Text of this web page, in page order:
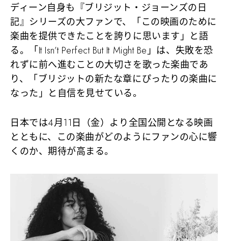
ディーン自身も『ブリジット・ジョーンズの日
記』シリーズの大ファンで、「この映画のために
楽曲を提供できたことを誇りに思います」と語
る。「It Isn’t Perfect But It Might Be」は、失敗を恐
れずに前へ進むことの大切さを歌った楽曲であ
り、「ブリジットの新たな章にぴったりの楽曲に
なった」と自信を見せている。
日本では4月11日（金）より全国公開となる映画
とともに、この楽曲がどのようにファンの心に響
くのか、期待が高まる。